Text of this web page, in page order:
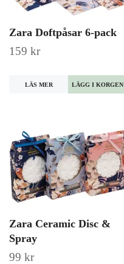
Zara Doftpåsar 6-pack
159 kr
LÄS MER LÄGG I KORGEN
Zara Ceramic Disc &
Spray
99 kr